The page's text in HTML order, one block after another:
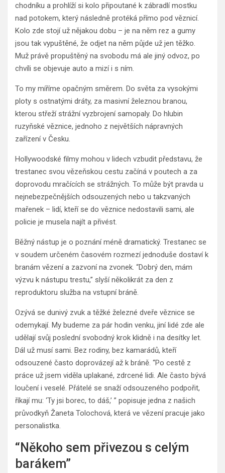
chodníku a prohlíží si kolo připoutané k zábradlí mostku
nad potokem, který následně protéká přímo pod věznicí.
Kolo zde stojí už nějakou dobu – je na něm rez a gumy
jsou tak vypuštěné, že odjet na něm půjde už jen těžko.
Muž právě propuštěný na svobodu má ale jiný odvoz, po
chvíli se objevuje auto a mizí i s ním.
To my míříme opačným směrem. Do světa za vysokými
ploty s ostnatými dráty, za masivní železnou branou,
kterou střeží strážní vyzbrojení samopaly. Do hlubin
ruzyňské věznice, jednoho z největších nápravných
zařízení v Česku.
Hollywoodské filmy mohou v lidech vzbudit představu, že
trestanec svou vězeňskou cestu začíná v poutech a za
doprovodu mračících se strážných. To může být pravda u
nejnebezpečnějších odsouzených nebo u takzvaných
mařenek – lidí, kteří se do věznice nedostavili sami, ale
policie je musela najít a přivést.
Běžný nástup je o poznání méně dramatický. Trestanec se
v soudem určeném časovém rozmezí jednoduše dostaví k
branám vězení a zazvoní na zvonek. “Dobrý den, mám
výzvu k nástupu trestu,” slyší několikrát za den z
reproduktoru služba na vstupní bráně.
Ozývá se dunivý zvuk a těžké železné dveře věznice se
odemykají. My budeme za pár hodin venku, jiní lidé zde ale
udělají svůj poslední svobodný krok klidně i na desítky let.
Dál už musí sami. Bez rodiny, bez kamarádů, kteří
odsouzené často doprovázejí až k bráně. “Po cestě z
práce už jsem viděla uplakané, zdrcené lidi. Ale často bývá
loučení i veselé. Přátelé se snaží odsouzeného podpořit,
říkají mu: ‘Ty jsi borec, to dáš,’ ” popisuje jedna z našich
průvodkyň Žaneta Tolochová, která ve vězení pracuje jako
personalistka.
“Někoho sem přivezou s celým
barákem”